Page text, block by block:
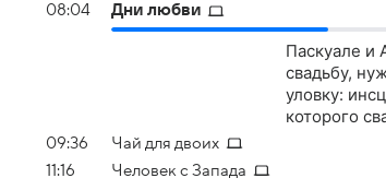
08:04 Дни любви
Паскуале и
свадьбу,
уловку:
которого
09:36
Чай для двоих
11:16
Человек с Запада